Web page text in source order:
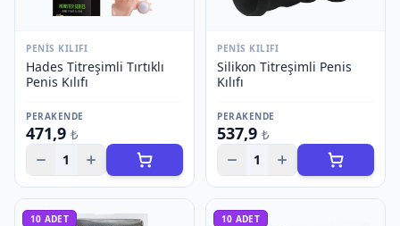
PENIS KILIFI
Hades Titreşimli Tırtıklı
Penis Kılıfı
PERAKENDE
471,9 ₺
1
PENIS KILIFI
Silikon Titreşimli Penis
Kılıfı
PERAKENDE
537,9 ₺
1
10 ADET 10 ADET